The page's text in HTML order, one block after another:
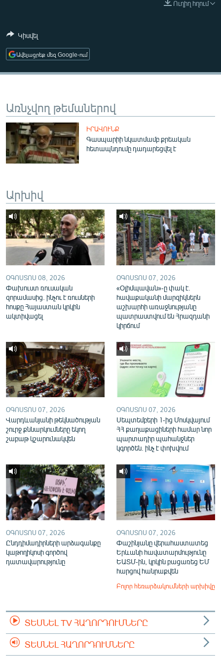
ՄԵԿՆԱԲԱՆՈՒԹՅՈՒՆ
ԱՐԽԻՎ
ՏԵՍԱՆՅՈՒԹԵՐ
ԲԱՆԱՎԵՃ
Հայերեն
English
Русский
ՀԵՏԵՎԵՔ ՄԵԶ
«Ազատության» բոլոր կայքերը
Ուղիղ հղում
Կիսվել
Ավելացրեք մեզ Google-ում
Առնչվող թեմաներով
ԻՐԱՎՈՒՆՔ
Գասպարիի նկատմամբ քրեական
հետապնդումը դադարեցվել է
Արխիվ
ՕԳՈՍՏՈՍ 08, 2026
Փախուստ ռուսական
զորամասից. ինչու է ռուսների
հոսքը Հայաստան կրկին
ակտիվացել
ՕԳՈՍՏՈՍ 07, 2026
«Օլիմպավան»-ը փակ է.
հավաքականի մարզիկներն
աշխարհի առաջնությանը
պատրաստվում են Հրազդանի
կիրճում
ՕԳՈՍՏՈՍ 07, 2026
Վարդևանյանի թեկնածության
շուրջ քննարկումները եկող
շաբաթ կշարունակվեն
ՕԳՈՍՏՈՍ 07, 2026
Սեպտեմբերի 1-ից Մոսկվայում
ՀՀ քաղաքացիների համար նոր
պարտադիր պահանջներ
կգործեն. ինչ է փոխվում
ՕԳՈՍՏՈՍ 07, 2026
Ընդդիմադիրների արձագանքը
կաթողիկոսի գործով
դատավարությունը
ՕԳՈՍՏՈՍ 07, 2026
Փաշինյանը վերահաստատեց
Երևանի հավատարմությունը
ԵԱՏՄ-ին, կրկին բացառեց ԵՄ
հարցով հանրաքվեն
Բոլոր հեռարձակումների արխիվը
ՏԵՍՆԵԼ TV ՀԱՂՈՐԴՈՒՄՆԵՐԸ
ՏԵՍՆԵԼ ՀԱՂՈՐԴՈՒՄՆԵՐԸ